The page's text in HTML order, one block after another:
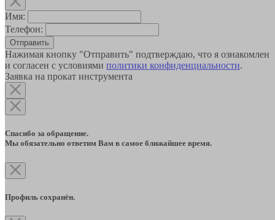
Имя:
Телефон:
Отправить
Нажимая кнопку "Отправить" подтверждаю, что я ознакомлен
и согласен с условиями политики конфиденциальности.
Заявка на прокат инструмента
Спасибо за обращение.
Мы обязательно ответим Вам в самое ближайшее время.
Профиль сохранён.